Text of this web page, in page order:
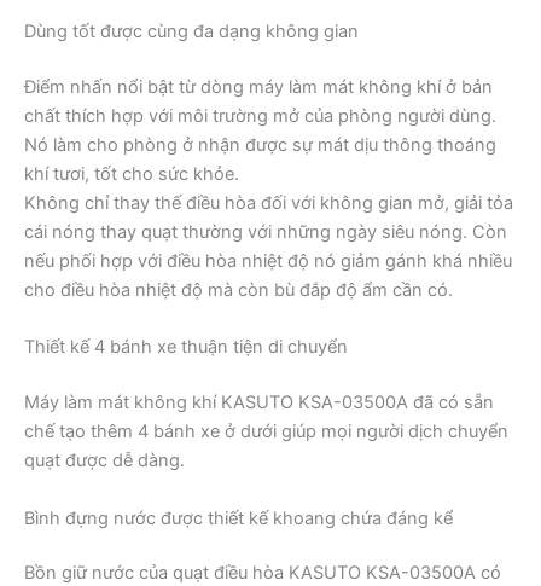
Dùng tốt được cùng đa dạng không gian
Điểm nhấn nổi bật từ dòng máy làm mát không khí ở bản
chất thích hợp với môi trường mở của phòng người dùng.
Nó làm cho phòng ở nhận được sự mát dịu thông thoáng
khí tươi, tốt cho sức khỏe.
Không chỉ thay thế điều hòa đối với không gian mở, giải tỏa
cái nóng thay quạt thường với những ngày siêu nóng. Còn
nếu phối hợp với điều hòa nhiệt độ nó giảm gánh khá nhiều
cho điều hòa nhiệt độ mà còn bù đắp độ ẩm cần có.
Thiết kế 4 bánh xe thuận tiện di chuyển
Máy làm mát không khí KASUTO KSA-03500A đã có sẵn
chế tạo thêm 4 bánh xe ở dưới giúp mọi người dịch chuyển
quạt được dễ dàng.
Bình đựng nước được thiết kế khoang chứa đáng kể
Bồn giữ nước của quạt điều hòa KASUTO KSA-03500A có